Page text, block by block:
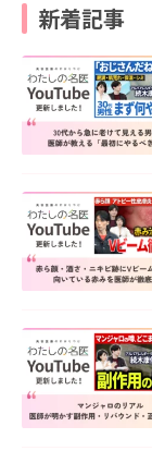
新着記事